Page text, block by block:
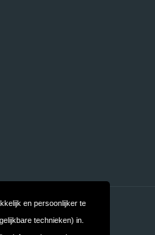
en persoonlijker te
technieken) in.
Over ons
Algemene